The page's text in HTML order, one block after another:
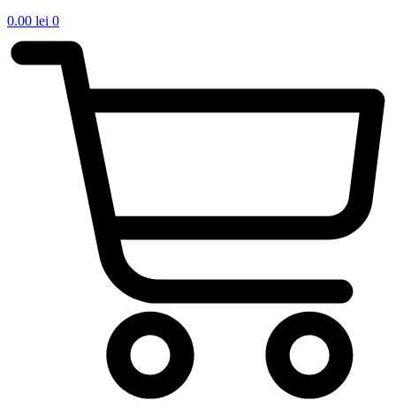
0.00 lei 0